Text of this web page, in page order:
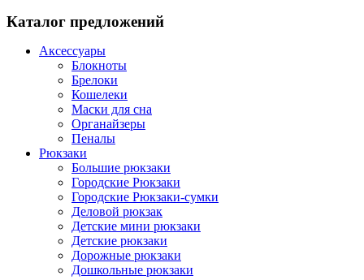
Каталог предложений
Аксессуары
Блокноты
Брелоки
Кошелеки
Маски для сна
Органайзеры
Пеналы
Рюкзаки
Большие рюкзаки
Городские Рюкзаки
Городские Рюкзаки-сумки
Деловой рюкзак
Детские мини рюкзаки
Детские рюкзаки
Дорожные рюкзаки
Дошкольные рюкзаки